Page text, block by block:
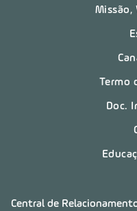
Missão,
Termo
Doc.
Central de